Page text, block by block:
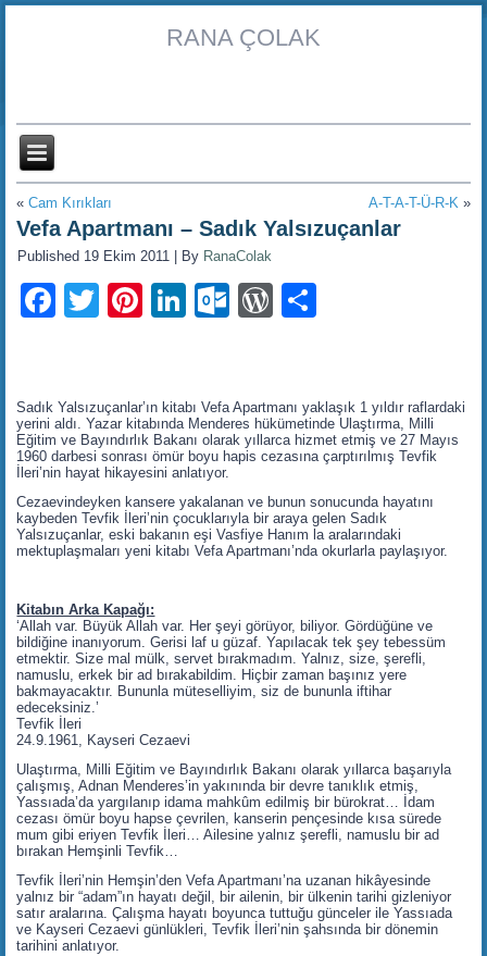
RANA ÇOLAK
«Cam Kırıkları A-T-A-T-Ü-R-K»
Vefa Apartmanı – Sadık Yalsızuçanlar
Published 19 Ekim 2011 By RanaColak
Facebook
TwitterPinterest
LinkedIn
Outlook.com
WordPress
Sadık Yalsızuçanlar’ın kitabı Vefa Apartmanı yaklaşık 1 yıldır raflardaki
yerini aldı. Yazar kitabında Menderes hükümetinde Ulaştırma, Milli
Eğitim ve Bayındırlık Bakanı olarak yıllarca hizmet etmiş ve 27 Mayıs
1960 darbesi sonrası ömür boyu hapis cezasına çarptırılmış Tevfik
İleri’nin hayat hikayesini anlatıyor.
Cezaevindeyken kansere yakalanan ve bunun sonucunda hayatını
kaybeden Tevfik İleri’nin çocuklarıyla bir araya gelen Sadık
Yalsızuçanlar, eski bakanın eşi Vasfiye Hanım la aralarındaki
mektuplaşmaları yeni kitabı Vefa Apartmanı’nda okurlarla paylaşıyor.
Kitabın Arka Kapağı:
‘Allah var. Büyük Allah var. Her şeyi görüyor, biliyor. Gördüğüne ve
bildiğine inanıyorum. Gerisi laf u güzaf. Yapılacak tek şey tebessüm
etmektir. Size mal mülk, servet bırakmadım. Yalnız, size, şerefli,
namuslu, erkek bir ad bırakabildim. Hiçbir zaman başınız yere
bakmayacaktır. Bununla müteselliyim, siz de bununla iftihar
edeceksiniz.’
Tevfik İleri
24.9.1961, Kayseri Cezaevi
Ulaştırma, Milli Eğitim ve Bayındırlık Bakanı olarak yıllarca başarıyla
çalışmış, Adnan Menderes’in yakınında bir devre tanıklık etmiş,
Yassıada’da yargılanıp idama mahkûm edilmiş bir bürokrat… İdam
cezası ömür boyu hapse çevrilen, kanserin pençesinde kısa sürede
mum gibi eriyen Tevfik İleri… Ailesine yalnız şerefli, namuslu bir ad
bırakan Hemşinli Tevfik…
Tevfik İleri’nin Hemşin’den Vefa Apartmanı’na uzanan hikâyesinde
yalnız bir “adam”ın hayatı değil, bir ailenin, bir ülkenin tarihi gizleniyor
satır aralarına. Çalışma hayatı boyunca tuttuğu günceler ile Yassıada
ve Kayseri Cezaevi günlükleri, Tevfik İleri’nin şahsında bir dönemin
tarihini anlatıyor.